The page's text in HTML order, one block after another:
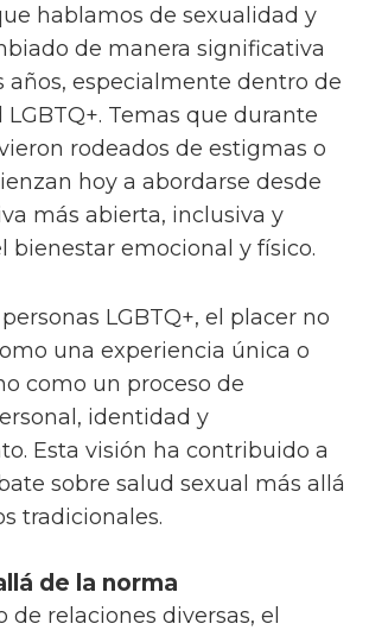
hablamos de sexualidad y
de manera significativa
años, especialmente dentro de
Temas que durante
rodeados de estigmas o
hoy a abordarse desde
más abierta, inclusiva y
bienestar emocional y físico.
LGBTQ+, el placer no
una experiencia única o
como un proceso de
identidad y
Esta visión ha contribuido a
sobre salud sexual más allá
tradicionales.
de la norma
de relaciones diversas, el